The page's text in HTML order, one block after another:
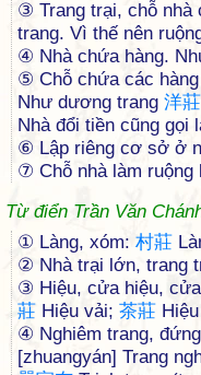
③ Trang trại, chỗ nhà
trang. Vì thế nên
④ Nhà chứa hàng.
⑤ Chỗ chứa các
Như dương trang 洋莊
Nhà đổi tiền cũng gọi
⑥ Lập riêng cơ sở ở
⑦ Chỗ nhà làm ruộng
Từ điển Trần Văn
① Làng, xóm: 村莊
② Nhà trại lớn, trang
③ Hiệu, cửa hiệu,
莊 Hiệu vải; 茶莊
④ Nghiêm trang,
[zhuangyán] Trang